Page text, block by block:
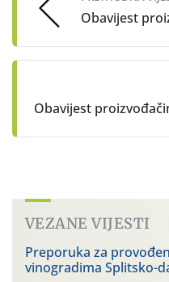
Obavijest
Obavijest
VEZANE VIJESTI
Preporuka za
vinogradima Splitsko-